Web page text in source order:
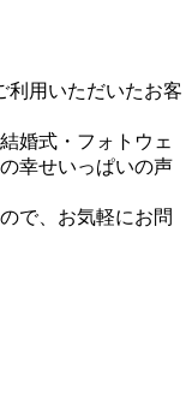
利用いただいたお客
婚式・フォトウェ
幸せいっぱいの声
で、お気軽にお問